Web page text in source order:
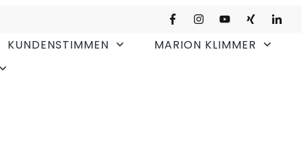
KUNDENSTIMMEN MARION KLIMMER